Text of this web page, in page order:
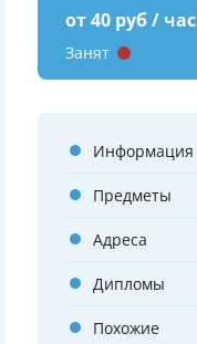
от 40 руб / час
Занят
Информация
Предметы
Адреса
Дипломы
Похожие